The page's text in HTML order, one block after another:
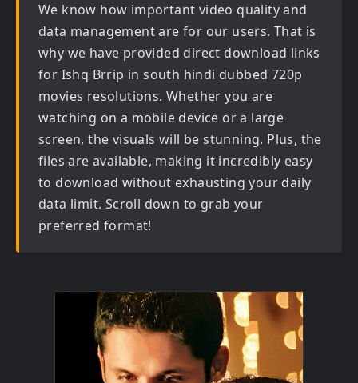
We know how important video quality and
data management are for our users. That is
why we have provided direct download links
for Ishq Brrip in south hindi dubbed 720p
movies resolutions. Whether you are
watching on a mobile device or a large
screen, the visuals will be stunning. Plus, the
files are available, making it incredibly easy
to download without exhausting your daily
data limit. Scroll down to grab your
preferred format!